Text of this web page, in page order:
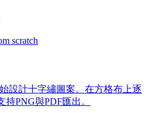
scratch
設計十字繡圖案。在方格布上逐
PNG與PDF匯出。